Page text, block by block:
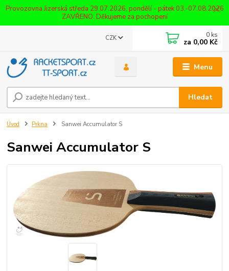
Provozovna Jizerská středa 29.07.2026, pondělí - pátek 03.-07.08.2026
ZAVŘENO. Děkujeme za pochopení
Menu
CZK
Hledat
0 ks
za 0,00 Kč
Úvod Prkna Sanwei Accumulator S
Sanwei Accumulator S